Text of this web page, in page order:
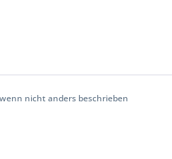
nicht anders beschrieben